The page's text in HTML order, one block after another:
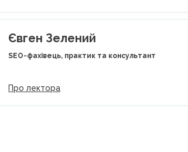
Євген Зелений
SEO-фахівець, практик та консультант
Про лектора